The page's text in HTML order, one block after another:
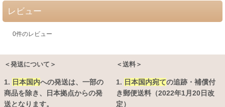
レビュー
0件のレビュー
＜発送について＞
1. 日本国内への発送は、 一部の
商品を除き、日本拠点からの発
送となります。
＜送料＞
1. 日本国内宛ての追跡・補償付
き郵便送料（2022年1月20日改
定）